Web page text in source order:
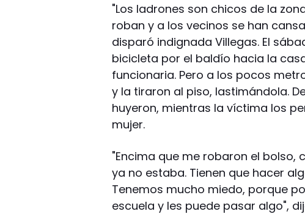
"Los ladrones son chicos de la
roban y a los vecinos se han
disparó indignada Villegas. El
bicicleta por el baldío hacia la
funcionaria. Pero a los pocos
y la tiraron al piso, lastimándola.
huyeron, mientras la víctima los
mujer.
"Encima que me robaron el
ya no estaba. Tienen que hacer
Tenemos mucho miedo, porque
escuela y les puede pasar algo",